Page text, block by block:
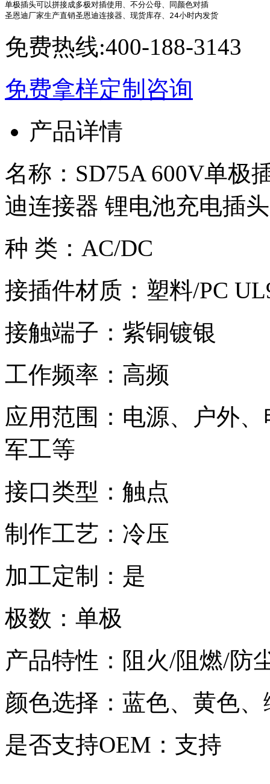
单极插头可以拼接成多极对插使用、不分公母、同颜色对插
圣恩迪厂家生产直销圣恩迪连接器、现货库存、24小时内发货
免费热线:400-188-3143
免费拿样定制咨询
产品详情
名称：SD75A 600V单极
迪连接器 锂电池充电插
种 类：AC/DC
接插件材质：塑料/PC
接触端子：紫铜镀银
工作频率：高频
应用范围：电源、户外
军工等
接口类型：触点
制作工艺：冷压
加工定制：是
极数：单极
产品特性：阻火/阻燃/防
颜色选择：蓝色、黄色
是否支持OEM：支持